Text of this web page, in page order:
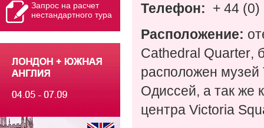
Запрос на расчет
нестандартного тура
Телефон: + 44
Расположение:
Cathedral Quarter,
расположен музей
Одиссей, а так же
центра Victoria